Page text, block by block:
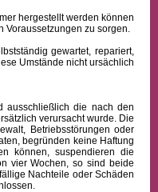
hergestellt werden können
Voraussetzungen zu sorgen.
gewartet, repariert,
Umstände nicht ursächlich
ausschließlich die nach den
verursacht wurde. Die
Betriebsstörungen oder
begründen keine Haftung
können, suspendieren die
vier Wochen, so sind beide
Nachteile oder Schäden